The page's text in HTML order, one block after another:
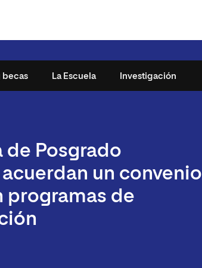
y Artes
becas La Escuela
Metodología
Presencia internacional
Investigación
de Posgrado
un convenio
programas de